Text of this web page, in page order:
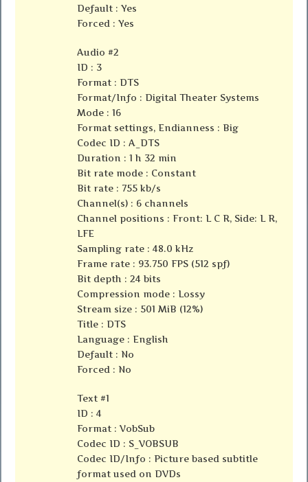
Default : Yes
Forced : Yes
Audio #2
ID : 3
Format : DTS
Format/Info : Digital Theater Systems
Mode : 16
Format settings, Endianness : Big
Codec ID : A_DTS
Duration : 1 h 32 min
Bit rate mode : Constant
Bit rate : 755 kb/s
Channel(s) : 6 channels
Channel positions : Front: L C R, Side: L R,
LFE
Sampling rate : 48.0 kHz
Frame rate : 93.750 FPS (512 spf)
Bit depth : 24 bits
Compression mode : Lossy
Stream size : 501 MiB (12%)
Title : DTS
Language : English
Default : No
Forced : No
Text #1
ID : 4
Format : VobSub
Codec ID : S_VOBSUB
Codec ID/Info : Picture based subtitle
format used on DVDs